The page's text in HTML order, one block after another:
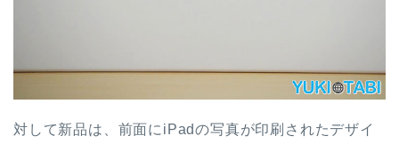
対して新品は、前面にiPadの写真が印刷されたデザイ